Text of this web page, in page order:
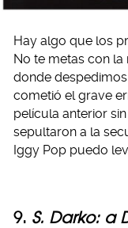
Hay algo que los
No te metas con la
donde
cometió el grave
película anterior
sepultaron a la
Iggy Pop puedo
9. S. Darko: a